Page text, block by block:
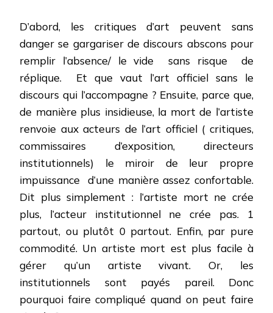
D’abord, les critiques d’art peuvent sans
danger se gargariser de discours abscons pour
remplir l’absence/ le vide
sans risque
de
réplique.
Et que vaut l’art officiel sans le
discours qui l’accompagne ? Ensuite, parce que,
de manière plus insidieuse, la mort de l’artiste
renvoie aux acteurs de l’art officiel ( critiques,
commissaires d’exposition, directeurs
institutionnels) le miroir de leur propre
impuissance
d’une manière assez confortable.
Dit plus simplement : l’artiste mort ne crée
plus, l’acteur institutionnel ne crée pas. 1
partout, ou plutôt 0 partout. Enfin, par pure
commodité. Un artiste mort est plus facile à
gérer qu’un artiste vivant. Or, les
institutionnels sont payés pareil. Donc
pourquoi faire compliqué quand on peut faire